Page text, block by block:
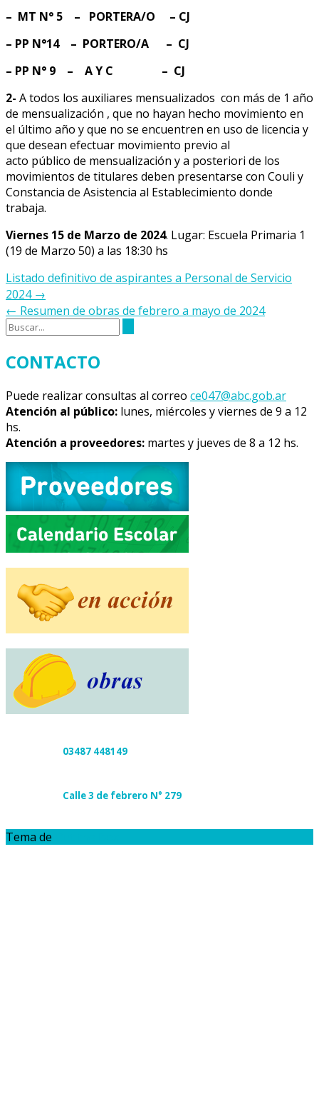
– MT N° 5 – PORTERA/O – CJ
– PP N°14 – PORTERO/A – CJ
– PP N° 9 – A Y C – CJ
2- A todos los auxiliares mensualizados con más de 1 año
de mensualización , que no hayan hecho movimiento en
el último año y que no se encuentren en uso de licencia y
que desean efectuar movimiento previo al
acto público de mensualización y a posteriori de los
movimientos de titulares deben presentarse con Couli y
Constancia de Asistencia al Establecimiento donde
trabaja.
Viernes 15 de Marzo de 2024. Lugar: Escuela Primaria 1
(19 de Marzo 50) a las 18:30 hs
Navegación
de
la
entrada
Listado definitivo de aspirantes a Personal de Servicio
2024 →
← Resumen de obras de febrero a mayo de 2024
CONTACTO
Puede realizar consultas al correo ce047@abc.gob.ar
Atención al público: lunes, miércoles y viernes de 9 a 12
hs.
Atención a proveedores: martes y jueves de 8 a 12 hs.
03487 448149
Calle 3 de febrero N° 279
Tema de